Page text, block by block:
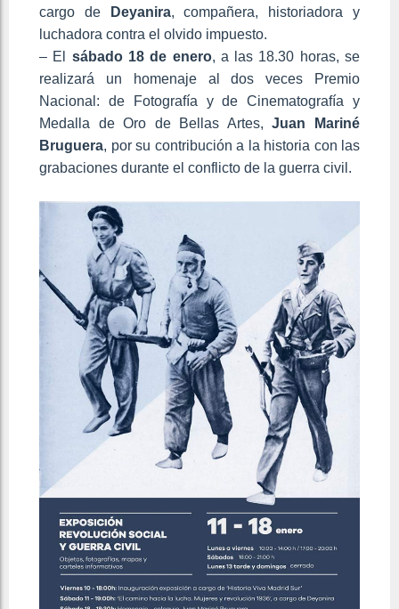
cargo de Deyanira, compañera, historiadora y
luchadora contra el olvido impuesto.
– El sábado 18 de enero, a las 18.30 horas, se
realizará un homenaje al dos veces Premio
Nacional: de Fotografía y de Cinematografía y
Medalla de Oro de Bellas Artes,Juan Mariné
Bruguera, por su contribución a la historia con las
grabaciones durante el conflicto de la guerra civil.